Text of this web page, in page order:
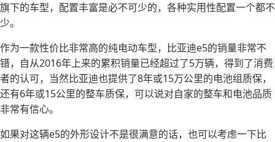
旗下的车型，配置丰富是必不可少的，各种实用性配置一个都不
少。
作为一款性价比非常高的纯电动车型，比亚迪e5的销量非常不
错，自从2016年上来的累积销量已经超过了5万辆，得到了消费
者的认可，当然比亚迪也提供了8年或15万公里的电池组质保，
还有6年或15公里的整车质保，可以说对自家的整车和电池品质
非常有信心。
如果对这辆e5的外形设计不是很满意的话，也可以考虑一下比